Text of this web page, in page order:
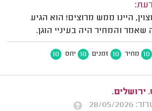
היינו ממש מרוצים! הוא הגיע
והמחיר היה בעיניי הוגן.
10 מחיר 10 זמנים 10 יחס 10
ירושלים.
05/2026